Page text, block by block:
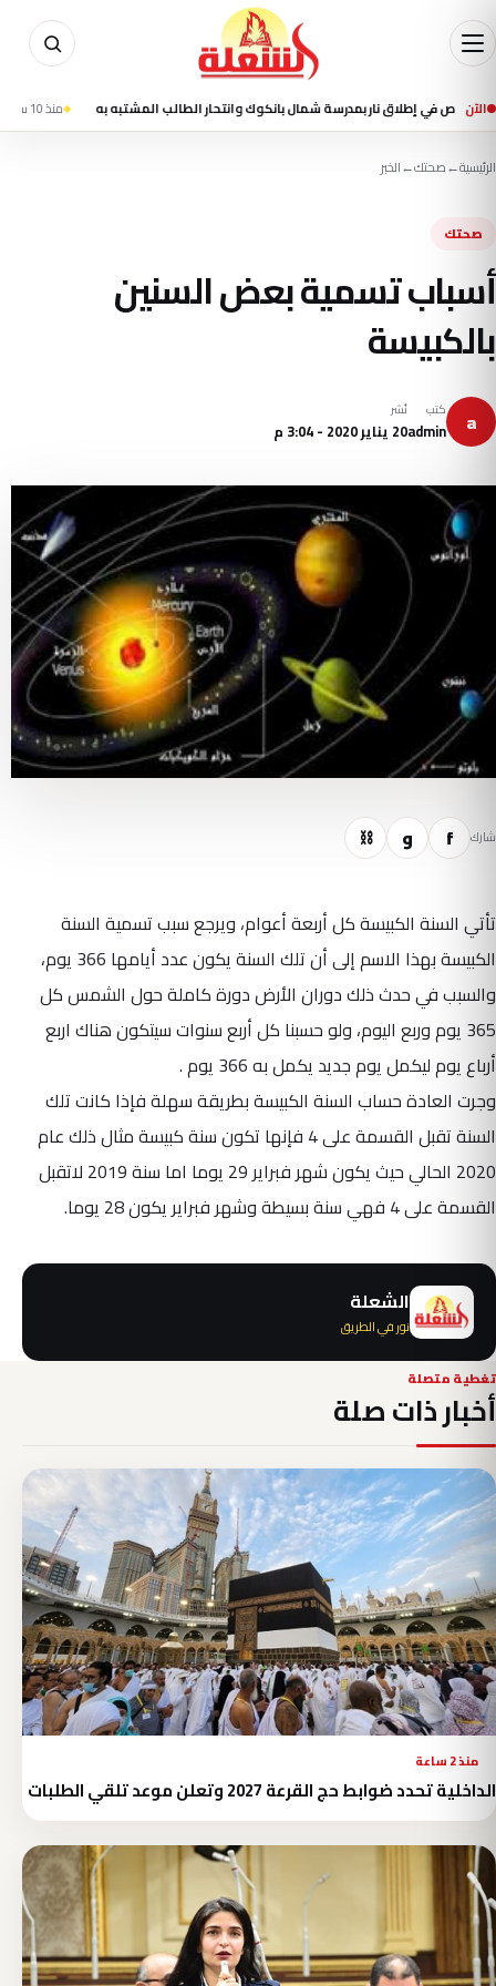
الآن منذ 10 ساعة مقتل شخصين وإصابة 13 في
الرئيسية←صحتك←الخبر
صحتك
أسباب تسمية بعض السنين
بالكبيسة
a كتب
admin
نُشر
20 يناير 2020 - 3:04 م
شارك f و ⛓
تأتي السنة الكبيسة كل أربعة أعوام، ويرجع سبب تسمية السنة
الكبيسة بهذا الاسم إلى أن تلك السنة يكون عدد أيامها 366 يوم،
والسبب في حدث ذلك دوران الأرض دورة كاملة حول الشمس كل
365 يوم وربع اليوم، ولو حسبنا كل أربع سنوات سيتكون هناك اربع
أرباع يوم ليكمل يوم جديد يكمل به 366 يوم .
وجرت العادة حساب السنة الكبيسة بطريقة سهلة فإذا كانت تلك
السنة تقبل القسمة على 4 فإنها تكون سنة كبيسة مثال ذلك عام
2020 الحالي حيث يكون شهر فبراير 29 يوما اما سنة 2019 لاتقبل
القسمة على 4 فهي سنة بسيطة وشهر فبراير يكون 28 يوما.
الشعلة
نور في الطريق
تغطية متصلة
أخبار ذات صلة
منذ 2 ساعة
الداخلية تحدد ضوابط حج القرعة 2027 وتعلن موعد تلقي الطلبات